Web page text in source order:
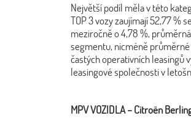
Největší podíl měla v této
TOP 3 vozy zaujímají 52,77
meziročně o 4,78 %,
segmentu, nicméně
častých operativních leasingů
leasingové společnosti v
MPV VOZIDLA – Citroën